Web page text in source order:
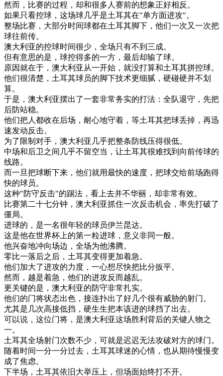
然而 ， 比赛的过程 ， 却和很多人赛前的想象正好相反 。
如果只看控球 ， 这场球几乎是土耳其在"单方面进攻"。
整场比赛 ， 大部分时间球都在土耳其脚下 ， 他们一次又一次把
球往前传。
澳大利亚的控球时间很少 ， 全场只有不到 三成。
但有意思的是 ， 球控得多的一方 ， 最后却输了球。
原因就在于 ， 澳大利亚从一开始 ， 就没打算和土耳其拼控球。
他们很清楚 ， 土耳其球员的脚下技术更细腻 ， 硬碰硬并不划
算。
于是 ， 澳大利亚摆出了一套非常务实的打法 ： 全队退守 ， 先把
后防站稳。
他们把人都收在后场 ， 耐心地守着 ， 等土耳其把球丢掉 ， 再迅
速发动反击。
为了 限制 对手 ， 澳大利亚 几乎把整条防线压得很低。
中场和后卫之间 几乎不留空当 ， 让土耳其很难找到 向前传球的
线路。
而一旦把球断下来 ， 他们就用最快的速度 ， 把球交给前场跑得
快的球员。
这种"防守反击"的踢法 ， 看上去并不华丽 ， 却非常有效。
比赛第二十七分钟 ， 澳大利亚抓住一次反击机会 ， 率先打破了
僵局。
进球的 ， 是一名很年轻的球员伊兰昆达。
这是他在世界杯上的第一粒进球 ， 意义非同一般。
他兴奋地冲向场边 ， 全场为他沸腾。
零比一落后之后 ， 土耳其变得更加着急。
他们加大了进攻的力度 ， 一心想尽快把比分扳平。
然而 ， 越是着急 ， 他们的进攻反而越乱。
更关键的是 ， 澳大利亚的防守非常扎实。
他们的门将状态出色 ， 接连扑出了好几个很有威胁的射门。
尤其是几次高接低挡 ， 硬生生把本该进的球挡了出去。
可以说 ， 这位门将 ， 是澳大利亚这场胜利 背后的关键人物之
一。
土耳其全场射门次数不少 ， 可就是迟迟无法攻破对方的球门。
随着时间一分一分过去 ， 土耳其球迷的心情 ， 也从期待慢慢变
成了焦虑。
下半场 ， 土耳其依旧 大举压上 ， 但场面始终打不开。